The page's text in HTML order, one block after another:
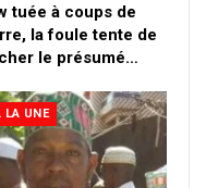
tuée à coups de
la foule tente de
le présumé…
LA UNE